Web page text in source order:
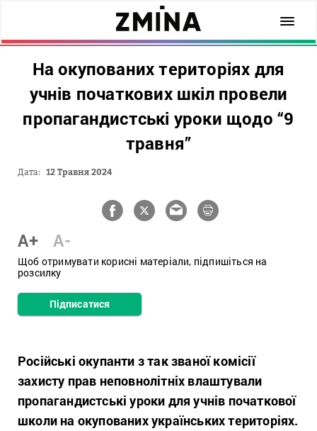
На окупованих територіях для
учнів початкових шкіл провели
пропагандистські уроки щодо “9
травня”
Дата: 12 Травня 2024
A+ A-
Щоб отримувати корисні матеріали, підпишіться на
розсилку
Підписатися
Російські окупанти з так званої комісії
захисту прав неповнолітніх влаштували
пропагандистські уроки для учнів початкової
школи на окупованих українських територіях.